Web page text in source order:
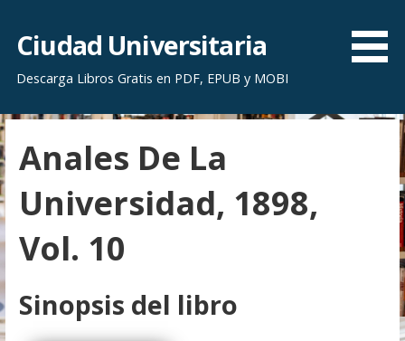
r
a
l
c
o
n
e
n
i
Ciudad Universitaria
Descarga Libros Gratis en PDF, EPUB y MOBI
Anales De La
Universidad, 1898,
Vol. 10
Sinopsis del libro